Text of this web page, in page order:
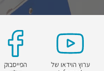
ערוץ הוידאו של
הפייסבוק